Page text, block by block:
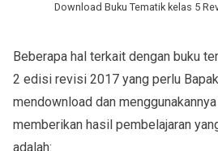
Download Buku Tematik kelas 5
Beberapa hal terkait dengan buku
2 edisi revisi 2017 yang perlu
mendownload dan
memberikan hasil pembelajaran
adalah: